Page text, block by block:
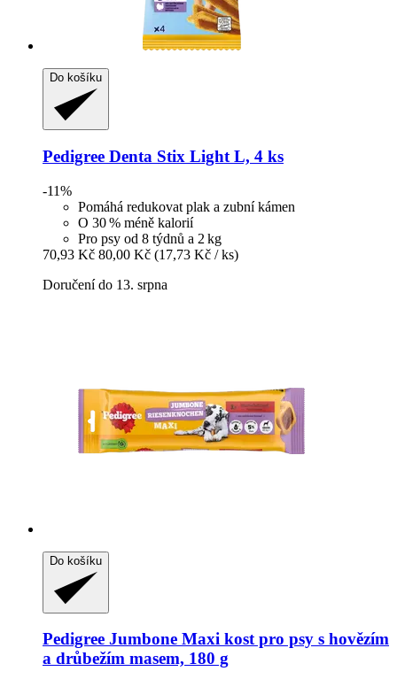
Do košíku
Pedigree Denta Stix Light L, 4 ks
-11%
Pomáhá redukovat plak a zubní kámen
O 30 % méně kalorií
Pro psy od 8 týdnů a 2 kg
70,93 Kč 80,00 Kč (17,73 Kč / ks)
Doručení do 13. srpna
Do košíku
Pedigree Jumbone Maxi kost pro psy s hovězím
a drůbežím masem, 180 g